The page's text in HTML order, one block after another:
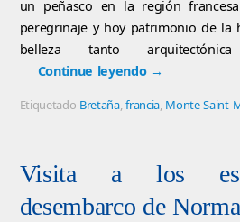
un peñasco en la región
peregrinaje y hoy patrimonio de la
belleza tanto
Continue leyendo →
Etiquetado Bretaña,francia, Monte Saint
Visita a los
desembarco de